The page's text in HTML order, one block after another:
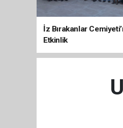
İz Bırakanlar
Etkinlik